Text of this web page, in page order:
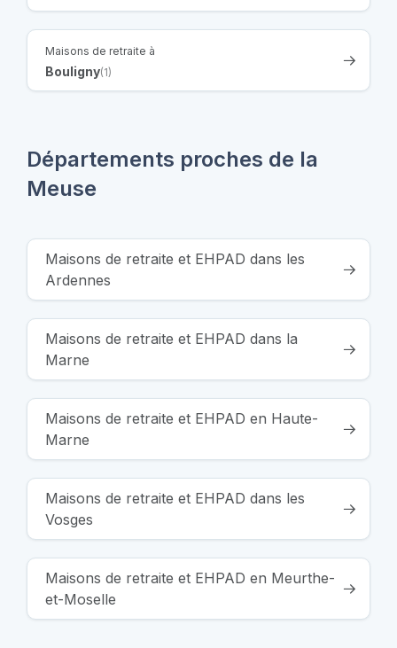
Maisons de retraite à
Bouligny(1)
Départements proches de la
Meuse
Maisons de retraite et EHPAD dans les
Ardennes
Maisons de retraite et EHPAD dans la
Marne
Maisons de retraite et EHPAD en Haute-
Marne
Maisons de retraite et EHPAD dans les
Vosges
Maisons de retraite et EHPAD en Meurthe-
et-Moselle